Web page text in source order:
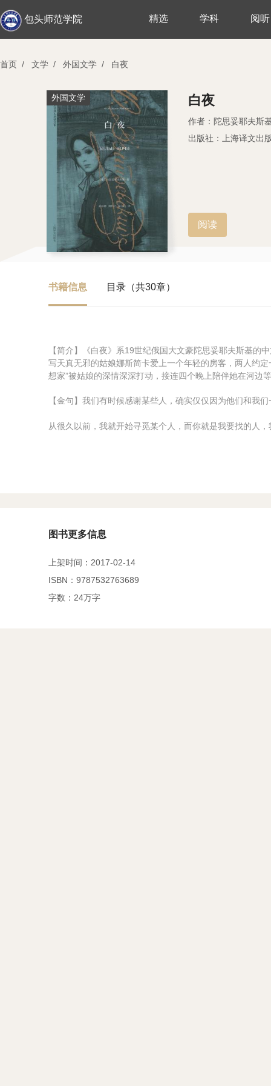
精选 学科 阅听
包头师范学院
首页 / 文学 / 外国文学 / 白夜
外国文学 白夜
作者：陀思妥耶夫斯
出版社：上海译文出
阅读
书籍信息 目录（共30章）
【简介】《白夜》系19世纪俄国大文豪陀思妥耶夫斯基的
写天真无邪的姑娘娜斯简卡爱上一个年轻的房客，两人约
想家”被姑娘的深情深深打动，接连四个晚上陪伴她在河边
【金句】我们有时候感谢某些人，确实仅仅因为他们和我
从很久以前，我就开始寻觅某个人，而你就是我要找的人
图书更多信息
上架时间：2017-02-14
ISBN：9787532763689
字数：24万字